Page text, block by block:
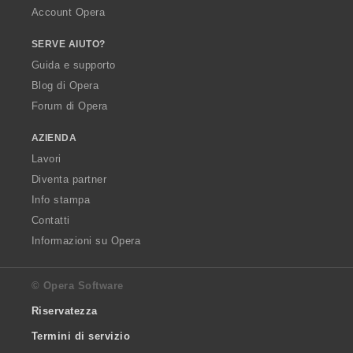
Account Opera
SERVE AIUTO?
Guida e supporto
Blog di Opera
Forum di Opera
AZIENDA
Lavori
Diventa partner
Info stampa
Contatti
Informazioni su Opera
© Opera Software
Riservatezza
Termini di servizio